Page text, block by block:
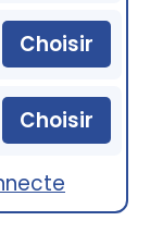
Choisir
Choisir